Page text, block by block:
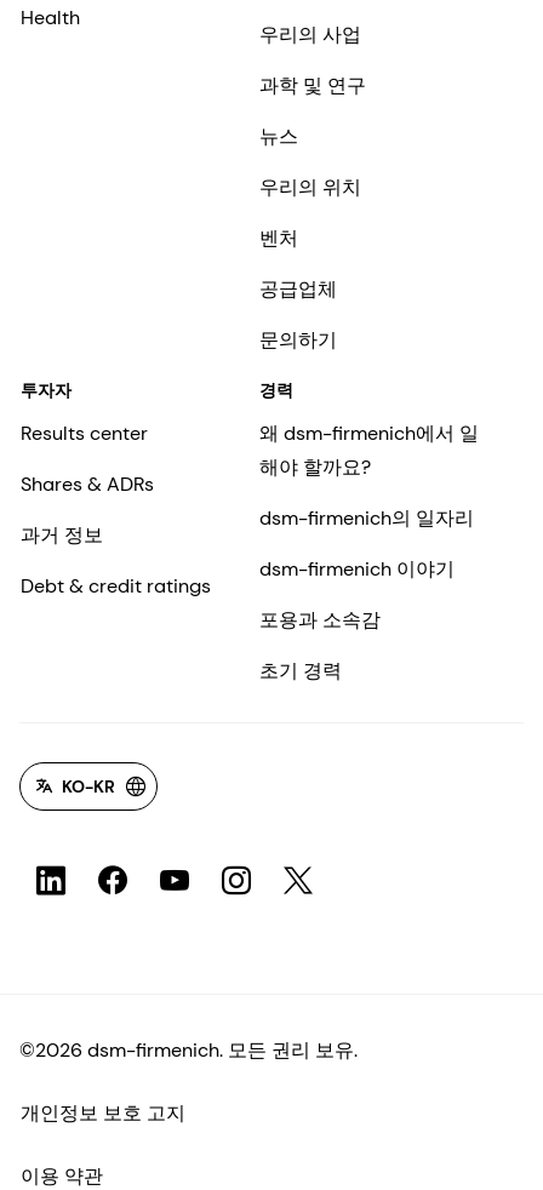
Health
우리의 사업
과학 및 연구
뉴스
우리의 위치
벤처
공급업체
문의하기
투자자
Results center
Shares & ADRs
과거 정보
Debt & credit ratings
경력
왜 dsm-firmenich에서 일
해야 할까요?
dsm-firmenich의 일자리
dsm-firmenich 이야기
포용과 소속감
초기 경력
KO-KR
©2026 dsm-firmenich. 모든 권리 보유.
개인정보 보호 고지
이용 약관